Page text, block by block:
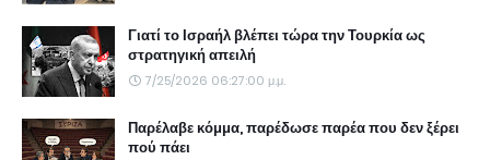
Γιατί το Ισραήλ βλέπει τώρα την Τουρκία ως
στρατηγική απειλή
7/25/2026 06:27:00 μ.μ.
Παρέλαβε κόμμα, παρέδωσε παρέα που δεν ξέρει
πού πάει